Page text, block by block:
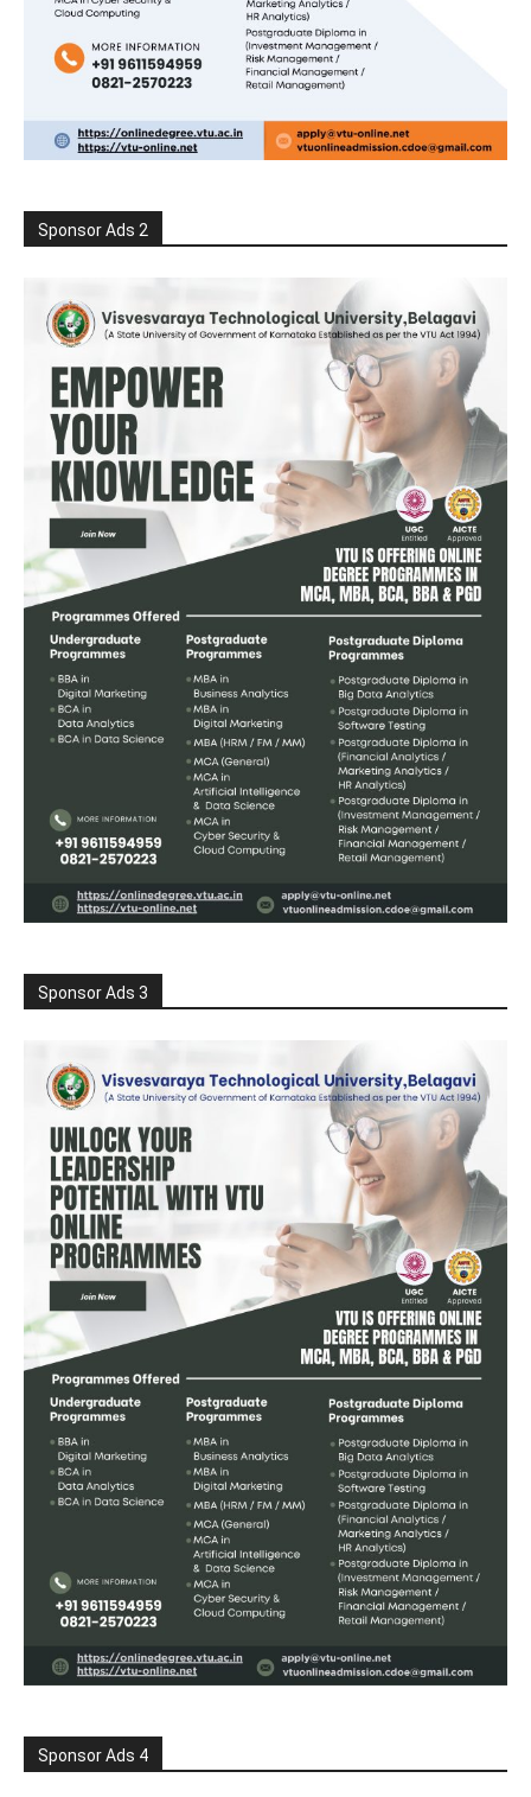
Sponsor Ads 2
Sponsor Ads 3
Sponsor Ads 4